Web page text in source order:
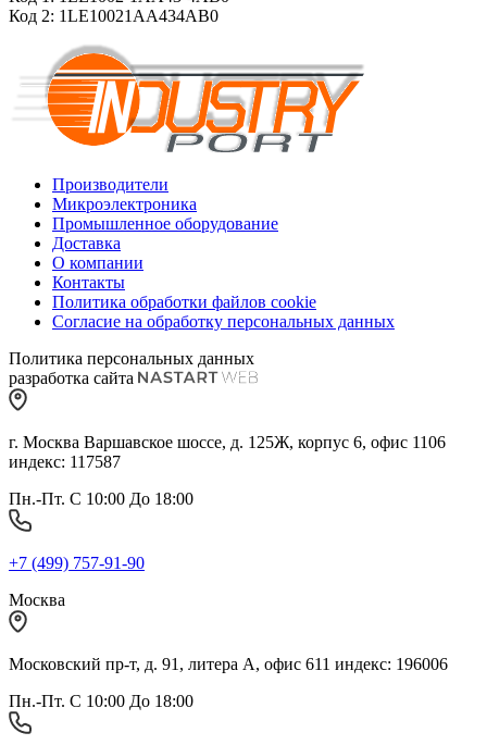
Код 2: 1LE10021AA434AB0
Производители
Микроэлектроника
Промышленное оборудование
Доставка
О компании
Контакты
Политика обработки файлов cookie
Согласие на обработку персональных данных
Политика персональных данных
разработка сайта
г. Москва Варшавское шоссе, д. 125Ж, корпус 6, офис 1106
индекс: 117587
Пн.-Пт. С 10:00 До 18:00
+7 (499) 757-91-90
Москва
Московский пр-т, д. 91, литера А, офис 611 индекс: 196006
Пн.-Пт. С 10:00 До 18:00